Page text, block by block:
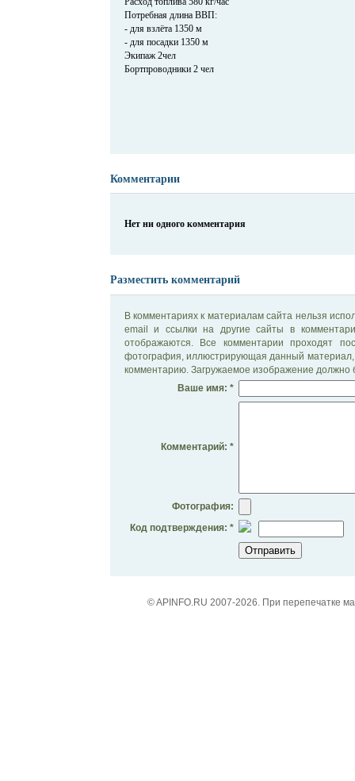
Потребная длина ВВП:
- для взлёта 1350 м
- для посадки 1350 м
Экипаж 2чел
Бортпроводники 2 чел
Комментарии
Нет ни одного комментария
Разместить комментарий
В комментариях к материалам сайта нельзя
email и ссылки на другие сайты в
отображаются. Все комментарии проходят
фотография, иллюстрирующая данный материал,
комментарию. Загружаемое изображение должно
Ваше имя: *
Комментарий: *
Фотография:
Код подтверждения: *
© APINFO.RU 2007-2026. При перепечатке